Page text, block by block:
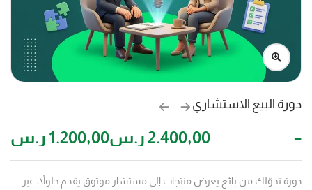
دورة البيع الاستشاري
1.200,00 ر.س –
2.400,00ر.س
دورة تحوّلك من بائع يعرض منتجات إلى مستشار موثوق يقدم حلولاً، عبر